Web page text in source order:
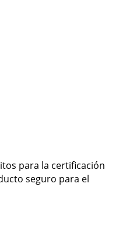
para la certificación
seguro para el